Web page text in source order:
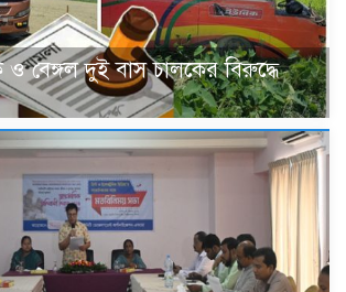
ও বেঙ্গল দুই বাস চালকের বিরুদ্ধে